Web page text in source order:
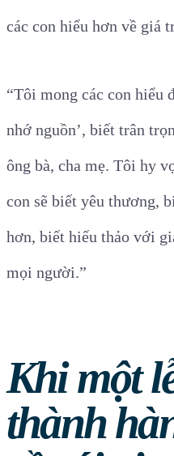
các con hiểu hơn về giá
“Tôi mong các con hiểu
nhớ nguồn’, biết trân
ông bà, cha mẹ. Tôi hy
con sẽ biết yêu thương,
hơn, biết hiếu thảo với
mọi người.”
Khi một
thành